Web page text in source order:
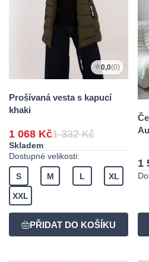
0,0(0)
Prošívaná vesta s kapucí
khaki
1 068 Kč1 332 Kč
Skladem
Dostupné velikosti:
S M L XL
XXL
1